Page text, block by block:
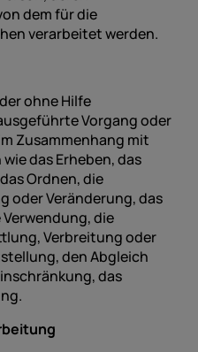
dem für die
verarbeitet werden.
ohne Hilfe
Vorgang oder
Zusammenhang mit
das Erheben, das
Ordnen, die
oder Veränderung, das
die
Verbreitung oder
den Abgleich
das